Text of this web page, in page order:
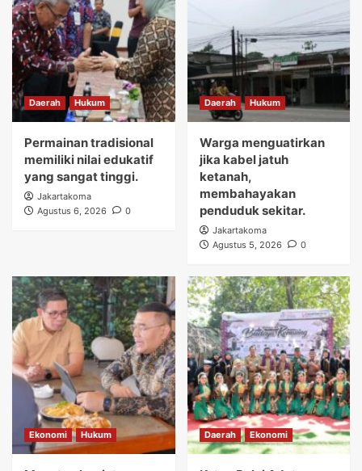
Daerah Hukum
Permainan tradisional
memiliki nilai edukatif
yang sangat tinggi.
Jakartakoma
Agustus 6, 2026
0
Daerah Hukum
Warga menguatirkan
jika kabel jatuh
ketanah,
membahayakan
penduduk sekitar.
Jakartakoma
Agustus 5, 2026
0
Ekonomi Hukum Daerah Ekonomi